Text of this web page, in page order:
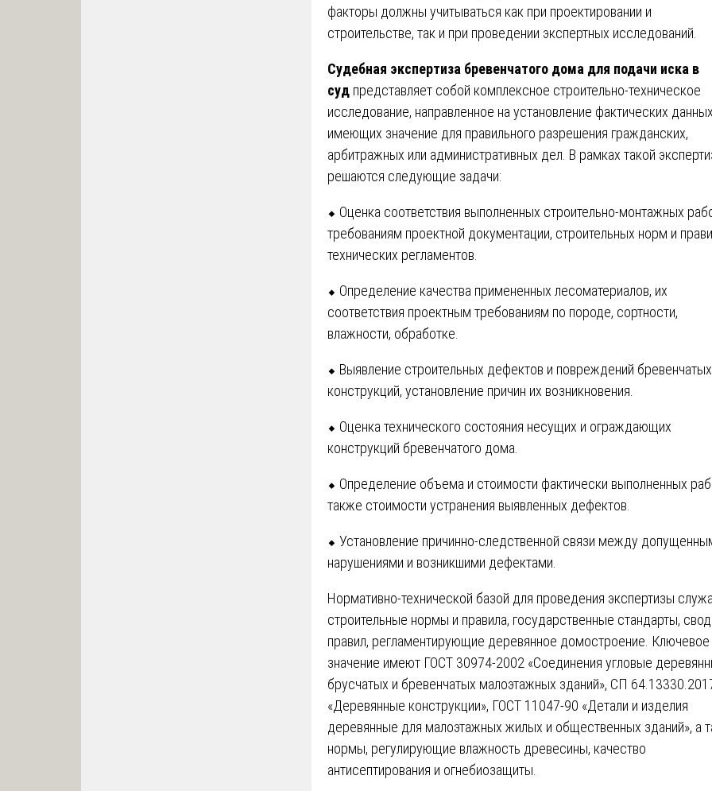
факторы должны учитываться как при проектировании и
строительстве, так и при проведении экспертных исследований.
Судебная экспертиза бревенчатого дома для подачи иска в
суд представляет собой комплексное строительно-техническое
исследование, направленное на установление фактических
имеющих значение для правильного разрешения гражданских,
арбитражных или административных дел. В рамках такой
решаются следующие задачи:
⬥ Оценка соответствия выполненных строительно-монтажных
требованиям проектной документации, строительных норм и
технических регламентов.
⬥ Определение качества примененных лесоматериалов, их
соответствия проектным требованиям по породе, сортности,
влажности, обработке.
⬥ Выявление строительных дефектов и повреждений бревенчатых
конструкций, установление причин их возникновения.
⬥ Оценка технического состояния несущих и ограждающих
конструкций бревенчатого дома.
⬥ Определение объема и стоимости фактически выполненных
также стоимости устранения выявленных дефектов.
⬥ Установление причинно-следственной связи между
нарушениями и возникшими дефектами.
Нормативно-технической базой для проведения экспертизы
строительные нормы и правила, государственные стандарты,
правил, регламентирующие деревянное домостроение. Ключевое
значение имеют ГОСТ 30974-2002 «Соединения угловые
брусчатых и бревенчатых малоэтажных зданий», СП
«Деревянные конструкции», ГОСТ 11047-90 «Детали и изделия
деревянные для малоэтажных жилых и общественных зданий», а
нормы, регулирующие влажность древесины, качество
антисептирования и огнебиозащиты.